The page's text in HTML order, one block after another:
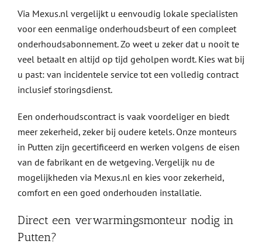
Via Mexus.nl vergelijkt u eenvoudig lokale specialisten
voor een eenmalige onderhoudsbeurt of een compleet
onderhoudsabonnement. Zo weet u zeker dat u nooit te
veel betaalt en altijd op tijd geholpen wordt. Kies wat bij
u past: van incidentele service tot een volledig contract
inclusief storingsdienst.
Een onderhoudscontract is vaak voordeliger en biedt
meer zekerheid, zeker bij oudere ketels. Onze monteurs
in Putten zijn gecertificeerd en werken volgens de eisen
van de fabrikant en de wetgeving. Vergelijk nu de
mogelijkheden via Mexus.nl en kies voor zekerheid,
comfort en een goed onderhouden installatie.
Direct een verwarmingsmonteur nodig in
Putten?